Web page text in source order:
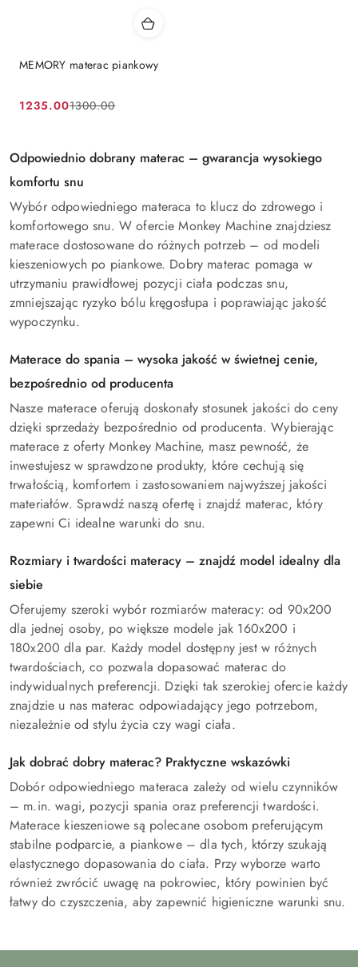
MEMORY materac piankowy
Cena
1235.00
Cena
promocją:
1300.00
Odpowiednio dobrany materac – gwarancja wysokiego
komfortu snu
Wybór odpowiedniego materaca to klucz do zdrowego i
komfortowego snu. W ofercie Monkey Machine znajdziesz
materace dostosowane do różnych potrzeb – od modeli
kieszeniowych po piankowe. Dobry materac pomaga w
utrzymaniu prawidłowej pozycji ciała podczas snu,
zmniejszając ryzyko bólu kręgosłupa i poprawiając jakość
wypoczynku.
Materace do spania – wysoka jakość w świetnej cenie,
bezpośrednio od producenta
Nasze materace oferują doskonały stosunek jakości do ceny
dzięki sprzedaży bezpośrednio od producenta. Wybierając
materace z oferty Monkey Machine, masz pewność, że
inwestujesz w sprawdzone produkty, które cechują się
trwałością, komfortem i zastosowaniem najwyższej jakości
materiałów. Sprawdź naszą ofertę i znajdź materac, który
zapewni Ci idealne warunki do snu.
Rozmiary i twardości materacy – znajdź model idealny dla
siebie
Oferujemy szeroki wybór rozmiarów materacy: od 90x200
dla jednej osoby, po większe modele jak 160x200 i
180x200 dla par. Każdy model dostępny jest w różnych
twardościach, co pozwala dopasować materac do
indywidualnych preferencji. Dzięki tak szerokiej ofercie każdy
znajdzie u nas materac odpowiadający jego potrzebom,
niezależnie od stylu życia czy wagi ciała.
Jak dobrać dobry materac? Praktyczne wskazówki
Dobór odpowiedniego materaca zależy od wielu czynników
– m.in. wagi, pozycji spania oraz preferencji twardości.
Materace kieszeniowe są polecane osobom preferującym
stabilne podparcie, a piankowe – dla tych, którzy szukają
elastycznego dopasowania do ciała. Przy wyborze warto
również zwrócić uwagę na pokrowiec, który powinien być
łatwy do czyszczenia, aby zapewnić higieniczne warunki snu.